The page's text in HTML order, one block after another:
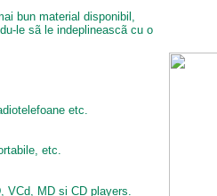
bun material disponibil,
le sã le indeplineascã cu o
etc.
etc.
VCd, MD si CD players.